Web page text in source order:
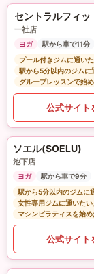
セントラルフィ
一社店
ヨガ
駅から車で11分
プール付きジムに通い
駅から5分以内のジムに
グループレッスンで始
公式サイト
ソエル(SOELU)
池下店
ヨガ
駅から車で9分
駅から5分以内のジムに
女性専用ジムに通いたい
マシンピラティスを始め
公式サイト